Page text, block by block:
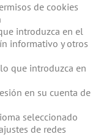
de cookies
introduzca en el
informativo y otros
que introduzca en
en su cuenta de
seleccionado
de redes